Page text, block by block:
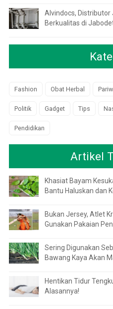
Alvindocs, Distributor
Berkualitas di
Fashion Obat Herbal
Politik Gadget Tips
Pendidikan
Artikel
Khasiat Bayam
Bantu Haluskan dan
Bukan Jersey, Atlet
Gunakan Pakaian
Sering Digunakan
Bawang Kaya Akan
Hentikan Tidur
Alasannya!